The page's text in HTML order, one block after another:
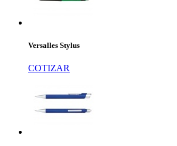
Versalles Stylus
COTIZAR